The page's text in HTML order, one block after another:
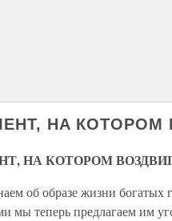
НА КОТОРОМ
НА КОТОРОМ
об образе жизни
мы теперь предлагаем им